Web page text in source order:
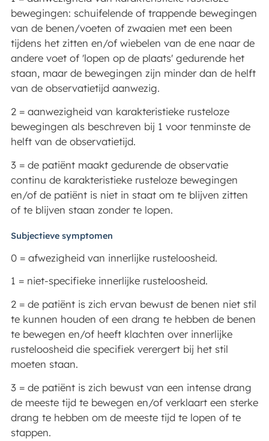
bewegingen: schuifelende of trappende bewegingen
van de benen/voeten of zwaaien met een been
tijdens het zitten en/of wiebelen van de ene naar de
andere voet of 'lopen op de plaats' gedurende het
staan, maar de bewegingen zijn minder dan de helft
van de observatietijd aanwezig.
2 = aanwezigheid van karakteristieke rusteloze
bewegingen als beschreven bij 1 voor tenminste de
helft van de observatietijd.
3 = de patiënt maakt gedurende de observatie
continu de karakteristieke rusteloze bewegingen
en/of de patiënt is niet in staat om te blijven zitten
of te blijven staan zonder te lopen.
Subjectieve symptomen
0 = afwezigheid van innerlijke rusteloosheid.
1 = niet-specifieke innerlijke rusteloosheid.
2 = de patiënt is zich ervan bewust de benen niet stil
te kunnen houden of een drang te hebben de benen
te bewegen en/of heeft klachten over innerlijke
rusteloosheid die specifiek verergert bij het stil
moeten staan.
3 = de patiënt is zich bewust van een intense drang
de meeste tijd te bewegen en/of verklaart een sterke
drang te hebben om de meeste tijd te lopen of te
stappen.